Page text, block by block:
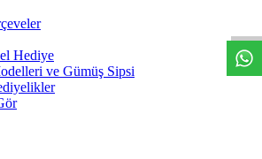
Hediye
ve Gümüş Sipsi